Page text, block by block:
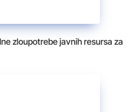
zloupotrebe javnih resursa za